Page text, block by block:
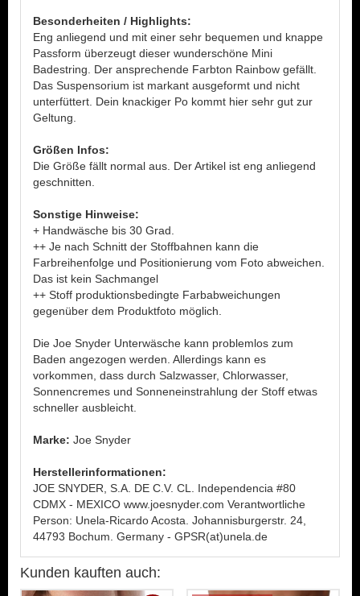
Besonderheiten / Highlights:
Eng anliegend und mit einer sehr bequemen und knappe
Passform überzeugt dieser wunderschöne Mini
Badestring. Der ansprechende Farbton Rainbow gefällt.
Das Suspensorium ist markant ausgeformt und nicht
unterfüttert. Dein knackiger Po kommt hier sehr gut zur
Geltung.
Größen Infos:
Die Größe fällt normal aus. Der Artikel ist eng anliegend
geschnitten.
Sonstige Hinweise:
+ Handwäsche bis 30 Grad.
++ Je nach Schnitt der Stoffbahnen kann die
Farbreihenfolge und Positionierung vom Foto abweichen.
Das ist kein Sachmangel
++ Stoff produktionsbedingte Farbabweichungen
gegenüber dem Produktfoto möglich.
Die Joe Snyder Unterwäsche kann problemlos zum
Baden angezogen werden. Allerdings kann es
vorkommen, dass durch Salzwasser, Chlorwasser,
Sonnencremes und Sonneneinstrahlung der Stoff etwas
schneller ausbleicht.
Marke: Joe Snyder
Herstellerinformationen:
JOE SNYDER, S.A. DE C.V. CL. Independencia #80
CDMX - MEXICO www.joesnyder.com Verantwortliche
Person: Unela-Ricardo Acosta. Johannisburgerstr. 24,
44793 Bochum. Germany - GPSR(at)unela.de
Kunden kauften auch: